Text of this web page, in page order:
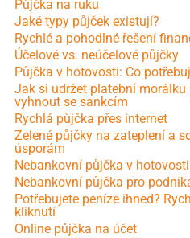
Půjčka na ruku
Jaké typy půjček existují?
Rychlé a pohodlné řešení
Účelové vs. neúčelové půjčky
Půjčka v hotovosti: Co
Jak si udržet platební
vyhnout se sankcím
Rychlá půjčka přes internet
Zelené půjčky na zateplení a
úsporám
Nebankovní půjčka v hotovosti
Nebankovní půjčka pro
Potřebujete peníze ihned?
kliknutí
Online půjčka na účet